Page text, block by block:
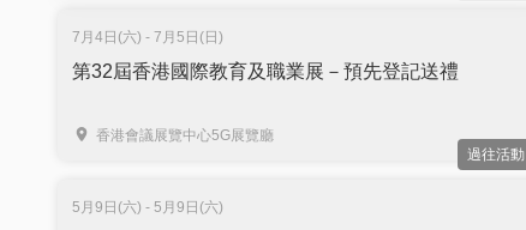
7月4日(六) - 7月5日(日)
第32屆香港國際教育及職業展－預先登記送禮
香港會議展覽中心5G展覽廳
過往活動
5月9日(六) - 5月9日(六)